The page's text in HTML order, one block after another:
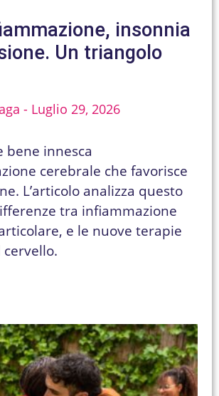
insonnia
Un triangolo
Luglio 29, 2026
bene innesca
cerebrale che favorisce
L’articolo analizza questo
tra infiammazione
e le nuove terapie